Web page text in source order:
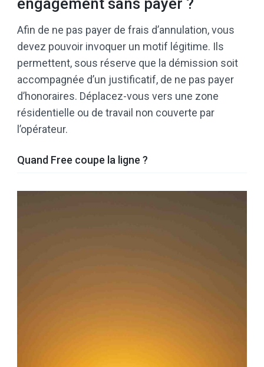
engagement sans payer ?
Afin de ne pas payer de frais d’annulation, vous
devez pouvoir invoquer un motif légitime. Ils
permettent, sous réserve que la démission soit
accompagnée d’un justificatif, de ne pas payer
d’honoraires. Déplacez-vous vers une zone
résidentielle ou de travail non couverte par
l’opérateur.
Quand Free coupe la ligne ?